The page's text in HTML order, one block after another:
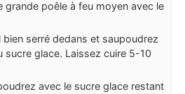
grande poêle à feu moyen avec le
serré dedans et saupoudrez
sucre glace. Laissez cuire 5-10
avec le sucre glace restant